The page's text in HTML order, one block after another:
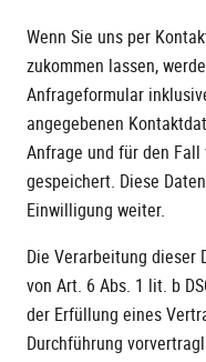
Wenn Sie uns per
zukommen lassen,
Anfrageformular
angegebenen
Anfrage und für den
gespeichert. Diese
Einwilligung weiter.
Die Verarbeitung dieser
von Art. 6 Abs. 1 lit. b
der Erfüllung eines
Durchführung